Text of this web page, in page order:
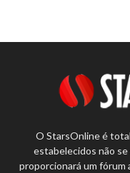
O StarsOnline é
estabelecidos não
proporcionará um fórum